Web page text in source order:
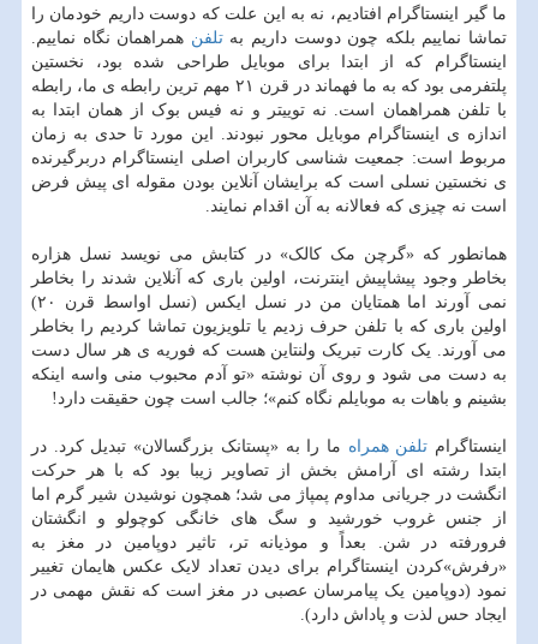
ما گیر اینستاگرام افتادیم، نه به این علت که دوست داریم خودمان را
تماشا نماییم بلکه چون دوست داریم بهتلفن همراهمان نگاه نماییم.
اینستاگرام که از ابتدا برای موبایل طراحی شده بود، نخستین
پلتفرمی بود که به ما فهماند در قرن ۲۱ مهم ترین رابطه ی ما، رابطه
با تلفن همراهمان است. نه توییتر و نه فیس بوک از همان ابتدا به
اندازه ی اینستاگرام موبایل محور نبودند. این مورد تا حدی به زمان
مربوط است: جمعیت شناسی کاربران اصلی اینستاگرام دربرگیرنده
ی نخستین نسلی است که برایشان آنلاین بودن مقوله ای پیش فرض
است نه چیزی که فعالانه به آن اقدام نمایند.
همانطور که «گرچن مک کالک» در کتابش می نویسد نسل هزاره
بخاطر وجود پیشاپیش اینترنت، اولین باری که آنلاین شدند را بخاطر
نمی آورند اما همتایان من در نسل ایکس (نسل اواسط قرن ۲۰)
اولین باری که با تلفن حرف زدیم یا تلویزیون تماشا کردیم را بخاطر
می آورند. یک کارت تبریک ولنتاین هست که فوریه ی هر سال دست
به دست می شود و روی آن نوشته «تو آدم محبوب منی واسه اینکه
بشینم و باهات به موبایلم نگاه کنم»؛ جالب است چون حقیقت دارد‍!
اینستاگرام تلفن همراه ما را به «پستانک بزرگسالان» تبدیل کرد. در
ابتدا رشته ای آرامش بخش از تصاویر زیبا بود که با هر حرکت
انگشت در جریانی مداوم پمپاژ می شد؛ همچون نوشیدن شیر گرم اما
از جنس غروب خورشید و سگ های خانگی کوچولو و انگشتان
فرورفته در شن. بعداً و موذیانه تر، تاثیر دوپامین در مغز به
«رفرش»کردن اینستاگرام برای دیدن تعداد لایک عکس هایمان تغییر
نمود (دوپامین یک پیامرسان عصبی در مغز است که نقش مهمی در
ایجاد حس لذت و پاداش دارد).